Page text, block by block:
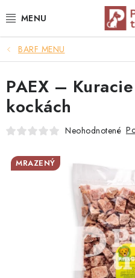
na
NAŠE SPRÁVY
PIPER'S NOVINKY
BARF PRE PSOV
MRAZOM SUŠENÉ PAMLSKY
SUŠENÉ KOMPLETNÉ MENU
BARF MENU
PAEX –
kockách
Neohodnotené
MRAZENÝ